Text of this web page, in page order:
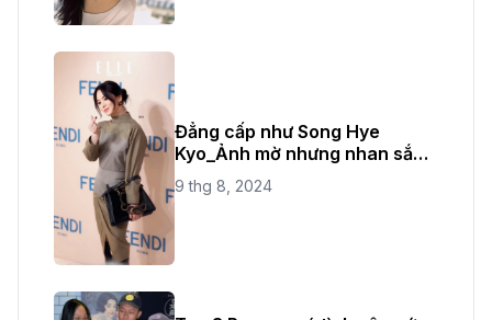
Đẳng cấp như Song Hye
Kyo_Ảnh mờ nhưng nhan sắc
không bao giờ mờ
9 thg 8, 2024